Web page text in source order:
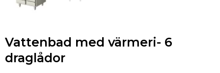
Vattenbad med värmeri- 6
draglådor